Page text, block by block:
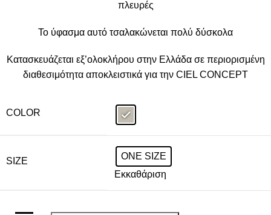
πλευρές
Το ύφασμα αυτό τσαλακώνεται πολύ δύσκολα
Κατασκευάζεται εξ’ολοκλήρου στην Ελλάδα σε περιορισμένη
διαθεσιμότητα αποκλειστικά για την CIEL CONCEPT
COLOR
SIZE
ONE SIZE
Εκκαθάριση